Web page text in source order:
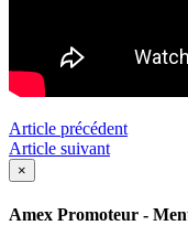
Article précédent
Article suivant
×
Amex Promoteur -